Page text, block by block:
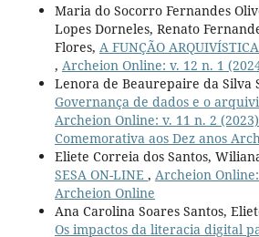
Maria do Socorro Fernandes
Lopes Dorneles, Renato
Flores, A FUNÇÃO
, Archeion Online: v. 12 n. 1
Lenora de Beaurepaire da Silva
Governança de dados e o
Archeion Online: v. 11 n. 2
Comemorativa aos Dez anos
Eliete Correia dos Santos,
SESA ON-LINE , Archeion
Archeion Online
Ana Carolina Soares Santos,
Os impactos da literacia digital